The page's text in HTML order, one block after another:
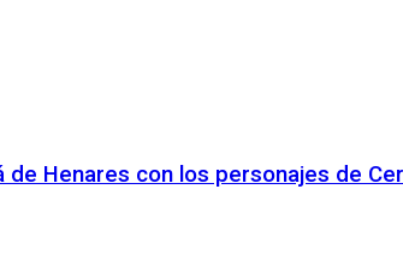
de Henares con los personajes de